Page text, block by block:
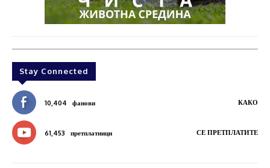
Stay Connected
10,404 фанови КАКО
61,453 претплатници СЕ ПРЕТПЛАТИТЕ